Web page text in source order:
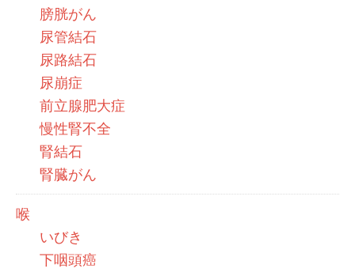
膀胱がん
尿管結石
尿路結石
尿崩症
前立腺肥大症
慢性腎不全
腎結石
腎臓がん
喉
いびき
下咽頭癌